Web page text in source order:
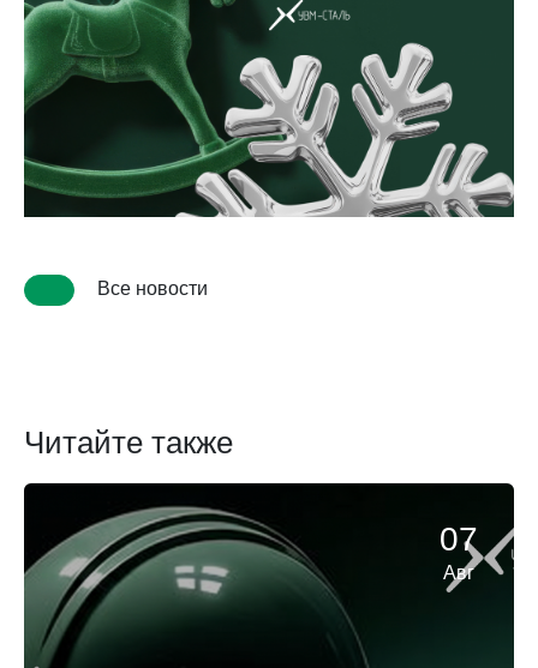
Все новости
Читайте также
07
Авг